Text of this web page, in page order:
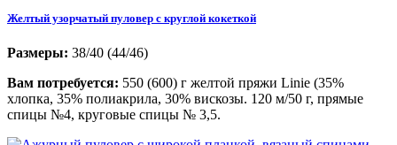
Желтый узорчатый пуловер с круглой кокеткой
Размеры: 38/40 (44/46)
Вам потребуется: 550 (600) г желтой пряжи Linie (35%
хлопка, 35% полиакрила, 30% вискозы. 120 м/50 г, прямые
спицы №4, круговые спицы № 3,5.